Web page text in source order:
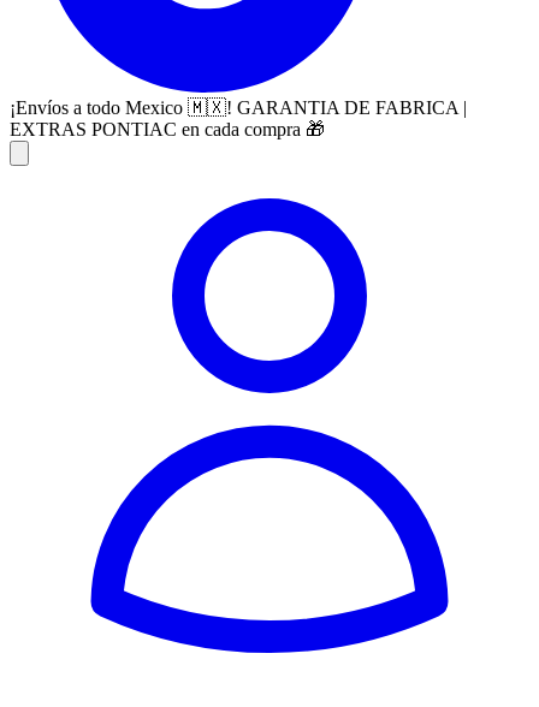
¡Envíos a todo Mexico 🇲🇽! GARANTIA DE FABRICA |
EXTRAS PONTIAC en cada compra 🎁